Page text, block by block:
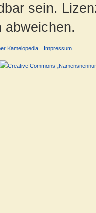
sein.
abweichen.
Kamelopedia Impressum